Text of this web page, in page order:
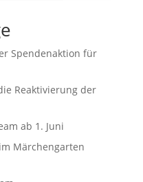
Spendenaktion für
Reaktivierung der
ab 1. Juni
Märchengarten